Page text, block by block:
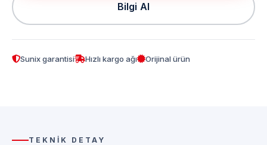
Bilgi Al
Sunix garantisi Hızlı kargo ağı Orijinal ürün
TEKNIK DETAY